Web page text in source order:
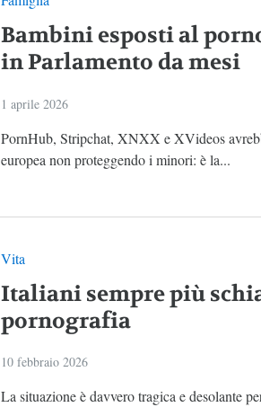
Bambini esposti al
in Parlamento da mesi
1 aprile 2026
PornHub, Stripchat, XNXX e XVideos
europea non proteggendo i minori: è la...
Vita
Italiani sempre più
pornografia
10 febbraio 2026
La situazione è davvero tragica e desolante